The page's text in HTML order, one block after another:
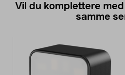
Vil du komplettere
samme